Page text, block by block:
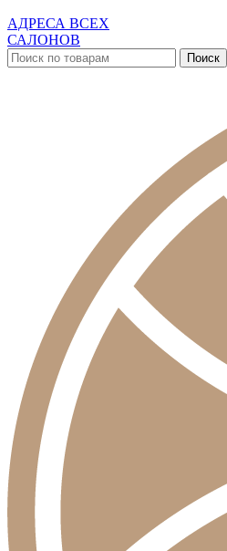
АДРЕСА ВСЕХ
САЛОНОВ